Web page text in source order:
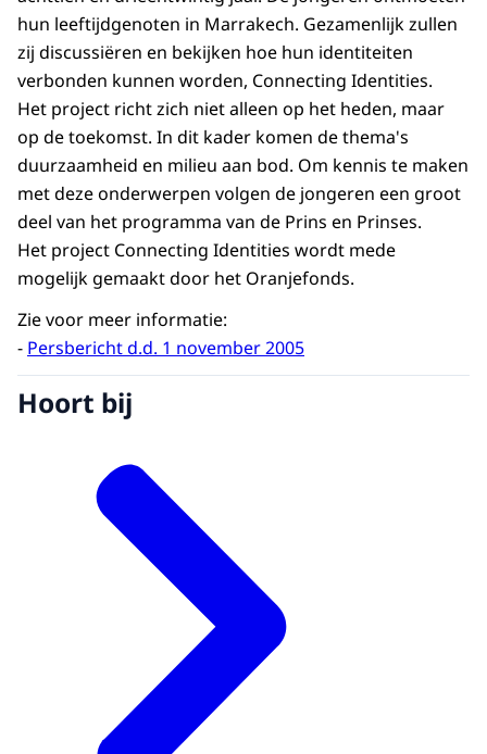
hun leeftijdgenoten in Marrakech. Gezamenlijk zullen
zij discussiëren en bekijken hoe hun identiteiten
verbonden kunnen worden, Connecting Identities.
Het project richt zich niet alleen op het heden, maar
op de toekomst. In dit kader komen de thema's
duurzaamheid en milieu aan bod. Om kennis te maken
met deze onderwerpen volgen de jongeren een groot
deel van het programma van de Prins en Prinses.
Het project Connecting Identities wordt mede
mogelijk gemaakt door het Oranjefonds.
Zie voor meer informatie:
- Persbericht d.d. 1 november 2005
Hoort bij